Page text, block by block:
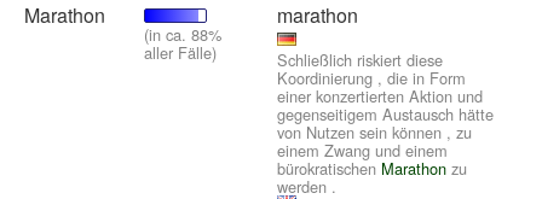
Marathon
(in ca. 88%
aller Fälle)
marathon
Schließlich riskiert diese
Koordinierung , die in Form
einer konzertierten Aktion und
gegenseitigem Austausch hätte
von Nutzen sein können , zu
einem Zwang und einem
bürokratischen Marathon zu
werden .